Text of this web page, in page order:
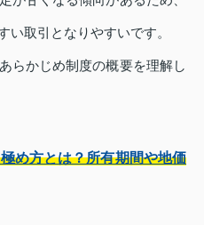
い取引となりやすいです。
らかじめ制度の概要を理解し
め方とは？所有期間や地価